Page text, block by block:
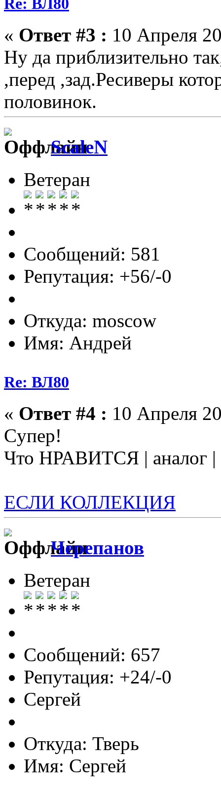
« Ответ #3 : 10 Апреля
Ну да приблизительно
,перед ,зад.Ресиверы
половинок.
ScaleN
Ветеран
Сообщений: 581
Репутация: +56/-0
Откуда: moscow
Имя: Андрей
Re: ВЛ80
« Ответ #4 : 10 Апреля
Cупер!
Что НРАВИТСЯ | аналог
ЕСЛИ КОЛЛЕКЦИЯ
Черепанов
Ветеран
Сообщений: 657
Репутация: +24/-0
Сергей
Откуда: Тверь
Имя: Сергей